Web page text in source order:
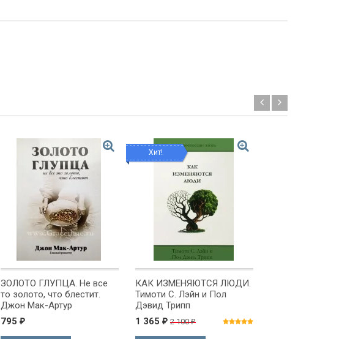
ЗОЛОТО ГЛУПЦА. Не все
то золото, что блестит.
Джон Мак-Артур
795 ₽
Хит!
КАК ИЗМЕНЯЮТСЯ ЛЮДИ.
Тимоти С. Лэйн и Пол
Дэвид Трипп
1 365 ₽ 2 100₽